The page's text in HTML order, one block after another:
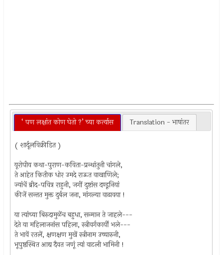
‘ पण लक्षांत कोण घेतो ?’ च्या कर्त्यास Translation - भाषांतर
( शार्दूलविक्रीडित )
यूरोपीय कथा-पुराण-कविता-प्रन्थांतुनी चांगले,
ते आहेत कितीक धोर उमदे राऊत वाखाणिले;
ज्यांचें ब्रीद-पवित्र राहुनी, जगीं दुष्टांस दण्डूनियां
कीजें सन्तत मुक्त दुर्बल जना, मांगल्या वाढावया !
या त्यांच्या बिरुदामुळेंच बहुधा, सन्मान ते जाहले---
देते या महिलाजनांस पहिला, स्त्रीवर्गकार्यीं भले---
ते भावें रतलें, क्षणक्षण मुखें स्त्रीनाम उच्चारुनी,
भूपुष्ठस्थित आद्य दैवत जणूं त्यां वाटली भामिनी !